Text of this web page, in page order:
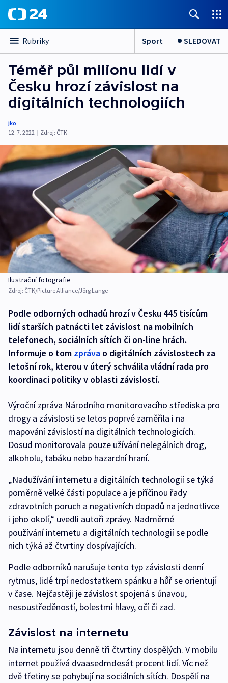
Rubriky Sport SLEDOVAT
Téměř půl milionu lidí v
Česku hrozí závislost na
digitálních technologiích
jko
12. 7. 2022 | Zdroj: ČTK
Ilustrační fotografie
Zdroj: ČTK/Picture Alliance/Jörg Lange
Podle odborných odhadů hrozí v Česku 445 tisícům
lidí starších patnácti let závislost na mobilních
telefonech, sociálních sítích či on-line hrách.
Informuje o tom zpráva o digitálních závislostech za
letošní rok, kterou v úterý schválila vládní rada pro
koordinaci politiky v oblasti závislostí.
Výroční zpráva Národního monitorovacího střediska pro
drogy a závislosti se letos poprvé zaměřila i na
mapování závislostí na digitálních technologicích.
Dosud monitorovala pouze užívání nelegálních drog,
alkoholu, tabáku nebo hazardní hraní.
„Nadužívání internetu a digitálních technologií se týká
poměrně velké části populace a je příčinou řady
zdravotních poruch a negativních dopadů na jednotlivce
i jeho okolí,“ uvedli autoři zprávy. Nadměrné
používání internetu a digitálních technologií se podle
nich týká až čtvrtiny dospívajících.
Podle odborníků narušuje tento typ závislosti denní
rytmus, lidé trpí nedostatkem spánku a hůř se orientují
v čase. Nejčastěji je závislost spojená s únavou,
nesoustředěností, bolestmi hlavy, očí či zad.
Závislost na internetu
Na internetu jsou denně tři čtvrtiny dospělých. V mobilu
internet používá dvaasedmdesát procent lidí. Víc než
dvě třetiny se pohybují na sociálních sítích. Dospělí na